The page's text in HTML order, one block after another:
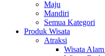
Maju
Mandiri
Semua Kategori
Produk Wisata
Atraksi
Wisata